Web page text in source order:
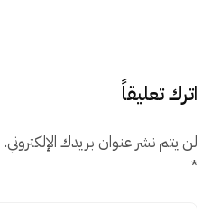
اترك تعليقاً
لن يتم نشر عنوان بريدك الإلكتروني.
*